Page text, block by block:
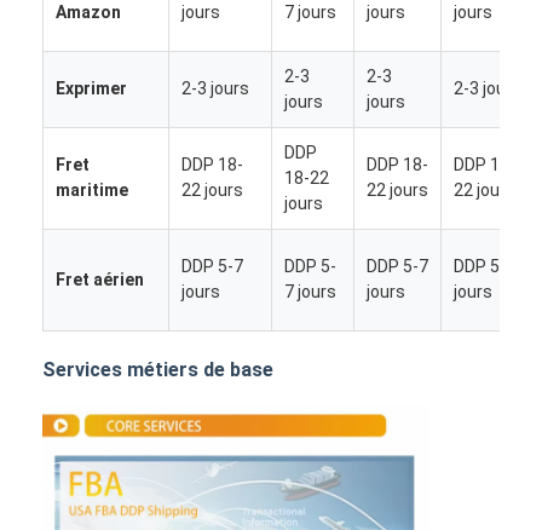
Aperçu
A propos de nous
Visite d'usine
Amazon
jours
7 jours
jours
jours
Exprimer 2-3 jours
2-3
jours
2-3
jours
2-3 jours
Fret
maritime
DDP 18-
22 jours
DDP
18-22
jours
DDP 18-
22 jours
DDP 18-
22 jours
Fret aérien
DDP 5-7
jours
DDP 5-
7 jours
DDP 5-7
jours
DDP 5-7
jours
Services métiers de base